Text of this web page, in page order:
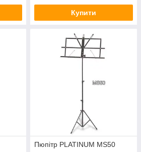
Купити
Пюпітр PLATINUM MS50